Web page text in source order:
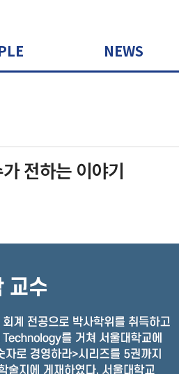
NEWS
전하는 이야기